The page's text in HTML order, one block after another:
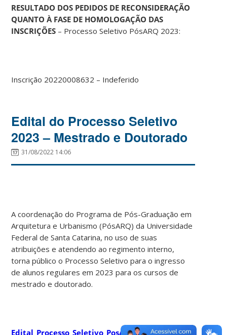
RESULTADO DOS PEDIDOS DE RECONSIDERAÇÃO
QUANTO À FASE DE HOMOLOGAÇÃO DAS
INSCRIÇÕES – Processo Seletivo PósARQ 2023:
Inscrição 20220008632 – Indeferido
Edital do Processo Seletivo
2023 – Mestrado e Doutorado
31/08/2022 14:06
A coordenação do Programa de Pós-Graduação em
Arquitetura e Urbanismo (PósARQ) da Universidade
Federal de Santa Catarina, no uso de suas
atribuições e atendendo ao regimento interno,
torna público o Processo Seletivo para o ingresso
de alunos regulares em 2023 para os cursos de
mestrado e doutorado.
Edital_Processo_Seletivo_PosArq_2023_